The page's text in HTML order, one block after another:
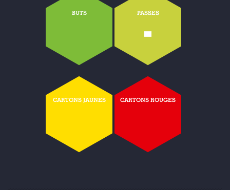
BUTS PASSES
-
CARTONS JAUNES CARTONS ROUGES